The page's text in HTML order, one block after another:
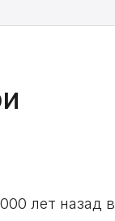
лет назад в